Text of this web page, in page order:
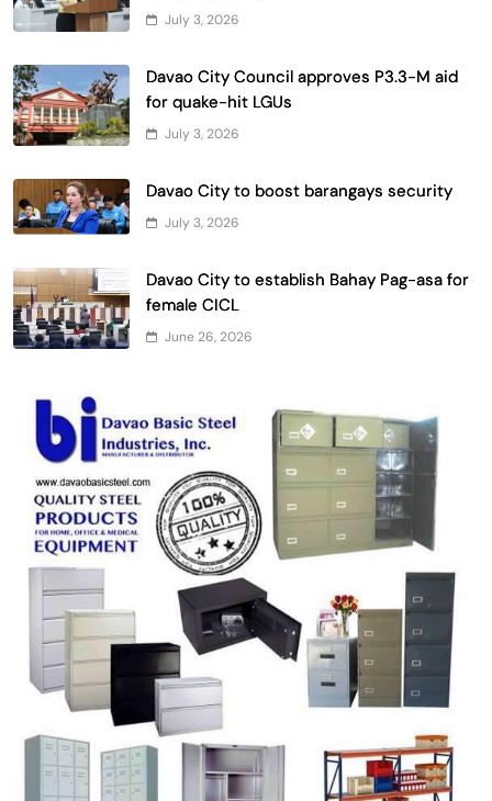
July 3, 2026
Davao City Council approves P3.3-M aid
for quake-hit LGUs
July 3, 2026
Davao City to boost barangays security
July 3, 2026
Davao City to establish Bahay Pag-asa for
female CICL
June 26, 2026